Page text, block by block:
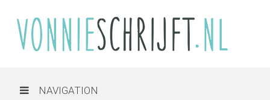
NAVIGATION